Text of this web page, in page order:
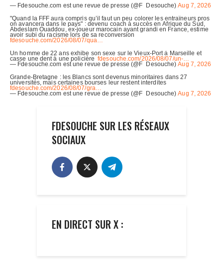
FDESOUCHE SUR LES RÉSEAUX
SOCIAUX
EN DIRECT SUR X :